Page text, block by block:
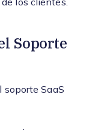
los clientes.
Soporte
soporte SaaS